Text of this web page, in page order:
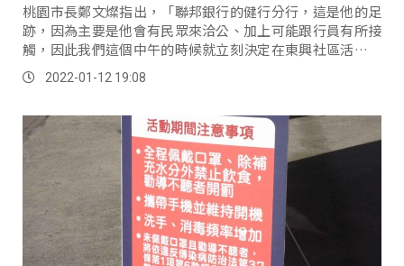
桃園市長鄭文燦指出，「聯邦銀行的健行分行，這是他的足
跡，因為主要是他會有民眾來洽公、加上可能跟行員有所接
觸，因此我們這個中午的時候就立刻決定在東興社區活動中
心設置臨時採檢站。
2022-01-12 19:08